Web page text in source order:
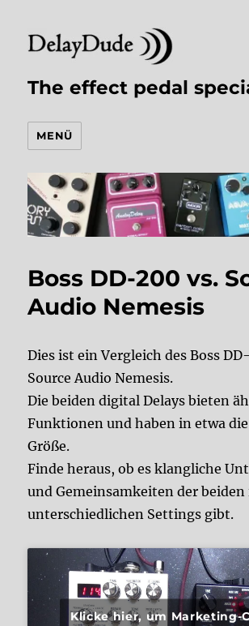
The effect pedal
MENÜ
Boss DD-200 vs.
Audio Nemesis
Dies ist ein Vergleich des Boss
Source Audio Nemesis.
Die beiden digital Delays bieten
Funktionen und haben in etwa
Größe.
Finde heraus, ob es klangliche
und Gemeinsamkeiten der beiden
unterschiedlichen Settings gibt.
Klicke hier, um Marketing-